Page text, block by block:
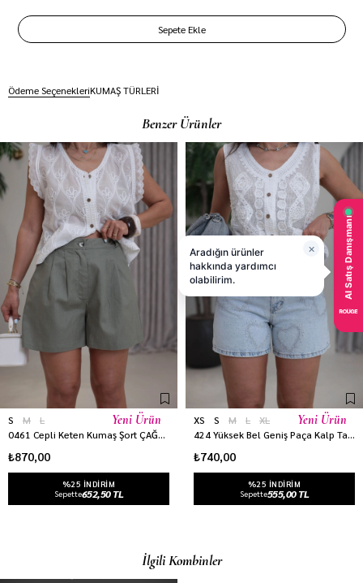
Ödeme SeçenekleriKUMAŞ TÜRLERİ
Benzer Ürünler
S M
L
0461 Cepli Keten Kumaş Şort ÇAĞLAYEŞİL
₺870,00
%25 INDIRIM
Sepette652,50 TL
Yeni Ürün XS S M L
XL
424 Yüksek Bel Geniş Paça Kalp Taşlı Kot Şort BUZ MAVİ
₺740,00
%25 INDIRIM
Sepette555,00 TL
Yeni Ürün
İlgili Kombinler